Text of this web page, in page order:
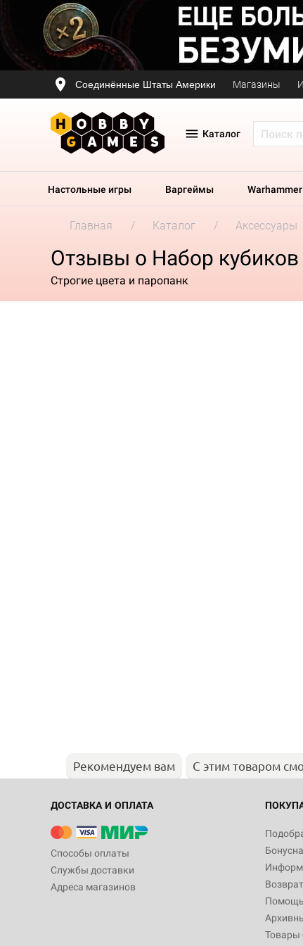
Соединённые Штаты Америки Магазины
Каталог
Настольные игры Варгеймы Warhammer
Главная Каталог Аксессуары
Отзывы о Набор
Строгие цвета и паропанк
Рекомендуем вам С этим товаром
ДОСТАВКА И ОПЛАТА
Способы оплаты
Службы доставки
Адреса магазинов
Товары